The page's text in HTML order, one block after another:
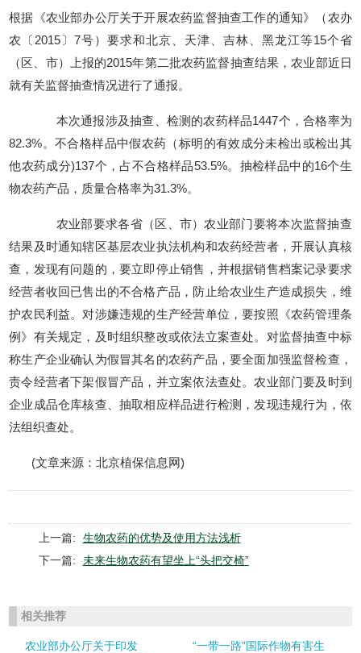
根据《农业部办公厅关于开展农药监督抽查工作的通知》（农办
农〔 2015〕7号）要求和北京、天津、吉林、黑龙江等15个省
（区、市）上报的2015年第二批农药监督抽查结果，农业部近日
就有关监督抽查情况进行了通报。
本次通报涉及抽查、检测的农药样品1447个，合格率为
82.3%。不合格样品中假农药（标明的有效成分未检出或检出其
他农药成分)137个，占不合格样品53.5%。抽检样品中的16个生
物农药产品，质量合格率为31.3%。
农业部要求各省（区、市）农业部门要将本次监督抽查
结果及时通知辖区基层农业执法机构和农药经营者，开展认真核
查，发现有问题的，要立即停止销售，并根据销售档案记录要求
经营者收回已售出的不合格产品，防止给农业生产造成损失，维
护农民利益。对涉嫌违规的生产经营单位，要按照《农药管理条
例》有关规定，及时组织整改或依法立案查处。对监督抽查中标
称生产企业确认为假冒其名的农药产品，要全面加强监督检查，
责令经营者下架假冒产品，并立案依法查处。农业部门要及时到
企业成品仓库核查、抽取相应样品进行检测，发现违规行为，依
法组织查处。
(文章来源：北京植保信息网)
上一篇:
生物农药的优势及使用方法浅析
下一篇:
未来生物农药有望坐上“头把交椅”
相关推荐
农业部办公厅关于印发
“一带一路”国际作物有害生